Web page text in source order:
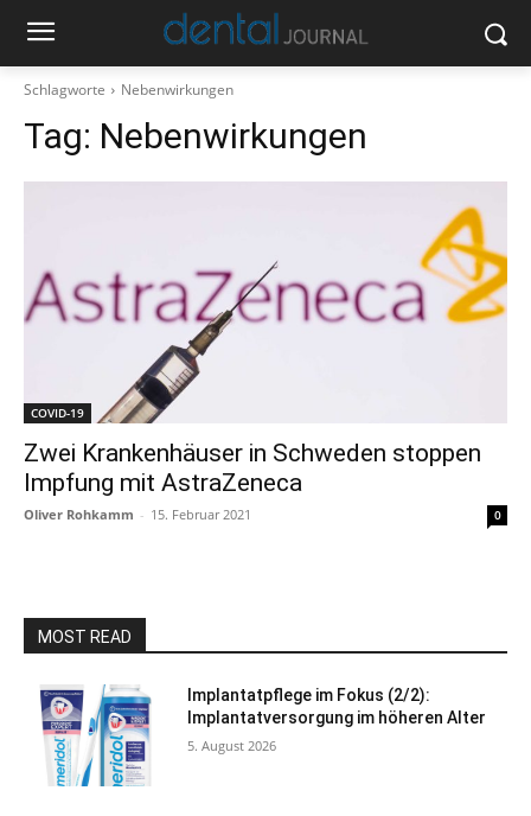
Schlagworte Nebenwirkungen
Tag: Nebenwirkungen
COVID-19
Zwei Krankenhäuser in Schweden stoppen
Impfung mit AstraZeneca
Oliver Rohkamm - 15. Februar 2021 0
MOST READ
Implantatpflege im Fokus (2/2):
Implantatversorgung im höheren Alter
5. August 2026